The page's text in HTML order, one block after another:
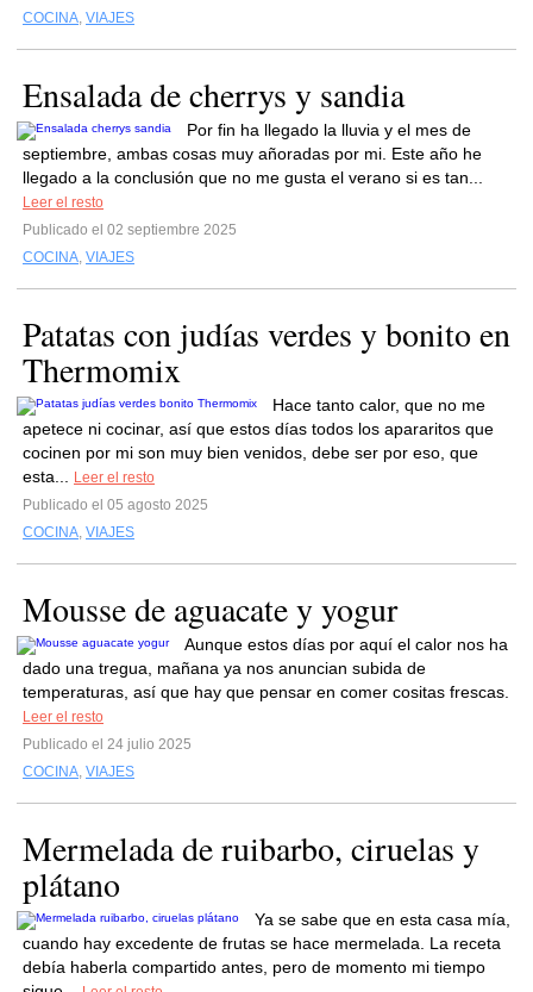
COCINA, VIAJES
Ensalada de cherrys y sandia
Por fin ha llegado la lluvia y el mes de
septiembre, ambas cosas muy añoradas por mi. Este año he
llegado a la conclusión que no me gusta el verano si es tan...
Leer el resto
Publicado el 02 septiembre 2025
COCINA, VIAJES
Patatas con judías verdes y bonito en
Thermomix
Hace tanto calor, que no me
apetece ni cocinar, así que estos días todos los apararitos que
cocinen por mi son muy bien venidos, debe ser por eso, que
esta...
Leer el resto
Publicado el 05 agosto 2025
COCINA, VIAJES
Mousse de aguacate y yogur
Aunque estos días por aquí el calor nos ha
dado una tregua, mañana ya nos anuncian subida de
temperaturas, así que hay que pensar en comer cositas frescas.
Leer el resto
Publicado el 24 julio 2025
COCINA, VIAJES
Mermelada de ruibarbo, ciruelas y
plátano
Ya se sabe que en esta casa mía,
cuando hay excedente de frutas se hace mermelada. La receta
debía haberla compartido antes, pero de momento mi tiempo